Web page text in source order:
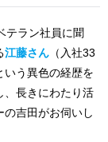
テラン社員に聞
江藤さん （入社33
いう異色の経歴を
、長きにわたり活
吉田がお伺いし